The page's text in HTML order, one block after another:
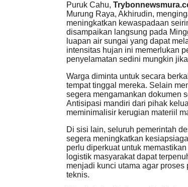
Puruk Cahu,
Murung Raya, Akhirudin,
meningkatkan kewaspadaan
disampaikan langsung pada
luapan air sungai yang dapat
intensitas hujan ini memerlukan
penyelamatan sedini mungkin
Warga diminta untuk secara
tempat tinggal mereka. Selain
segera mengamankan dokumen
Antisipasi mandiri dari pihak
meminimalisir kerugian materiil
Di sisi lain, seluruh pemerintah
segera meningkatkan
perlu diperkuat untuk
logistik masyarakat dapat
menjadi kunci utama agar
teknis.